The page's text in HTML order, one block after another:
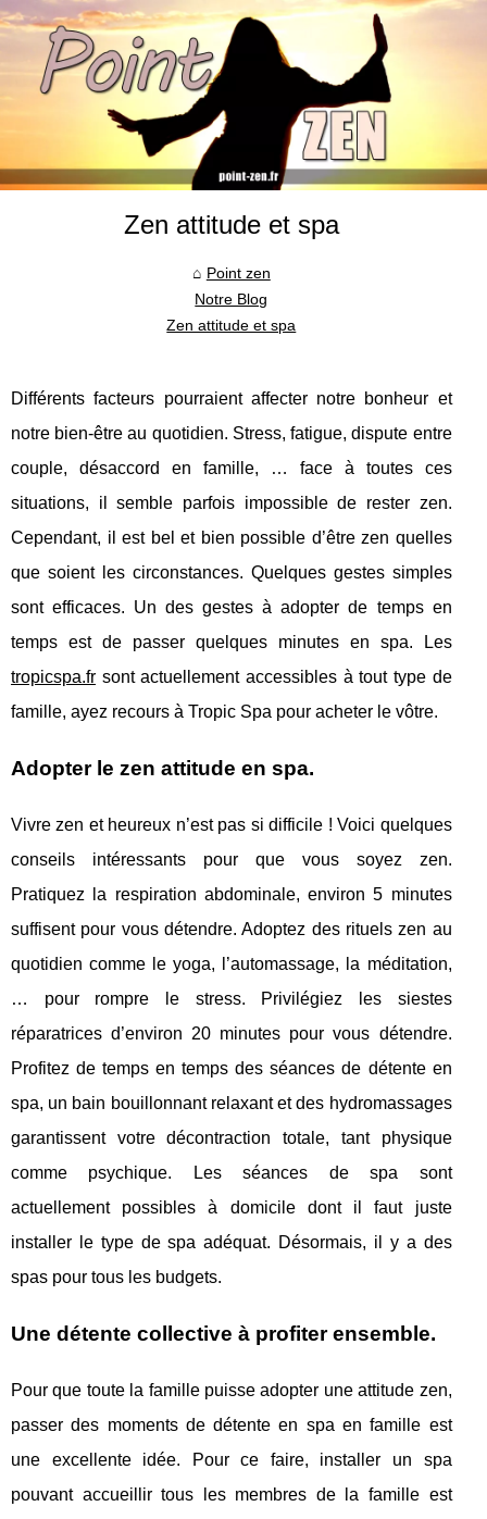
Zen attitude et spa
Point zen
Notre Blog
Zen attitude et spa
Différents facteurs pourraient affecter notre bonheur et
notre bien-être au quotidien. Stress, fatigue, dispute entre
couple, désaccord en famille, … face à toutes ces
situations, il semble parfois impossible de rester zen.
Cependant, il est bel et bien possible d’être zen quelles
que soient les circonstances. Quelques gestes simples
sont efficaces. Un des gestes à adopter de temps en
temps est de passer quelques minutes en spa. Les
tropicspa.fr sont actuellement accessibles à tout type de
famille, ayez recours à Tropic Spa pour acheter le vôtre.
Adopter le zen attitude en spa.
Vivre zen et heureux n’est pas si difficile ! Voici quelques
conseils intéressants pour que vous soyez zen.
Pratiquez la respiration abdominale, environ 5 minutes
suffisent pour vous détendre. Adoptez des rituels zen au
quotidien comme le yoga, l’automassage, la méditation,
… pour rompre le stress. Privilégiez les siestes
réparatrices d’environ 20 minutes pour vous détendre.
Profitez de temps en temps des séances de détente en
spa, un bain bouillonnant relaxant et des hydromassages
garantissent votre décontraction totale, tant physique
comme psychique. Les séances de spa sont
actuellement possibles à domicile dont il faut juste
installer le type de spa adéquat. Désormais, il y a des
spas pour tous les budgets.
Une détente collective à profiter ensemble.
Pour que toute la famille puisse adopter une attitude zen,
passer des moments de détente en spa en famille est
une excellente idée. Pour ce faire, installer un spa
pouvant accueillir tous les membres de la famille est